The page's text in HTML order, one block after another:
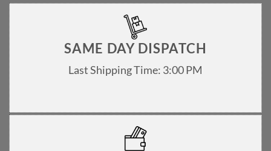
SAME DAY DISPATCH
Last Shipping Time: 3:00 PM